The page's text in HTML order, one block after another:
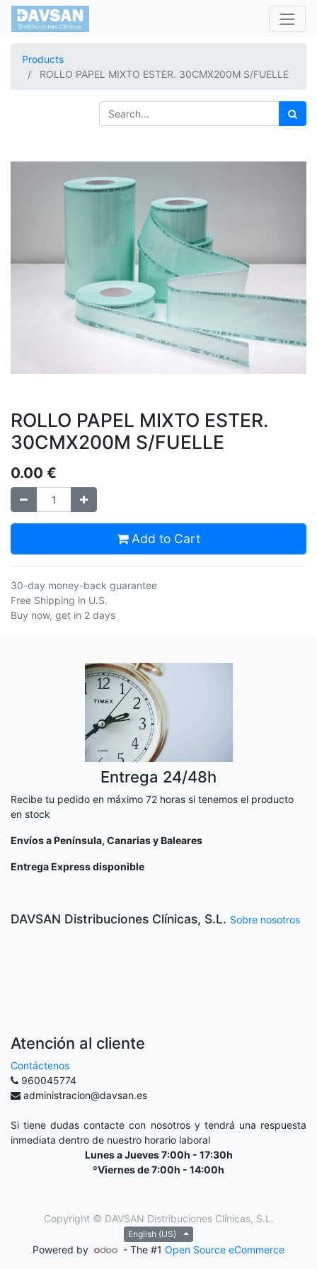
Products
ROLLO PAPEL MIXTO ESTER. 30CMX200M S/FUELLE
ROLLO PAPEL MIXTO ESTER.
30CMX200M S/FUELLE
0.00 €
Add to Cart
30-day money-back guarantee
Free Shipping in U.S.
Buy now, get in 2 days
Entrega 24/48h
Recibe tu pedido en máximo 72 horas si tenemos el producto
en stock
Envíos a Península, Canarias y Baleares
Entrega Express disponible
DAVSAN Distribuciones Clínicas, S.L. Sobre nosotros
Atención al cliente
Contáctenos
960045774
administracion@davsan.es
Si tiene dudas contacte con nosotros y tendrá una respuesta
inmediata dentro de nuestro horario laboral
Lunes a Jueves 7:00h - 17:30h
ºViernes de 7:00h - 14:00h
Copyright © DAVSAN Distribuciones Clínicas, S.L.
English (US)
Powered by - The #1 Open Source eCommerce